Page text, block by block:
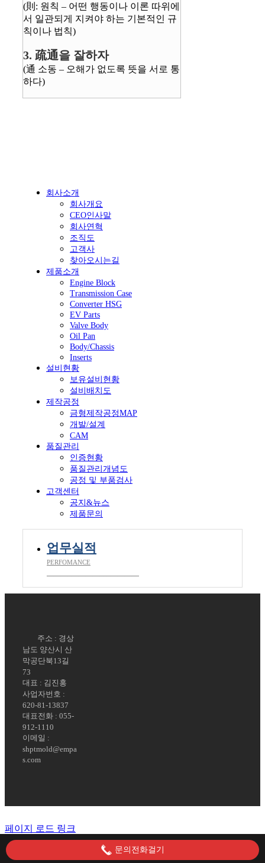
(則: 원칙 – 어떤 행동이나 이론 따위에
서 일관되게 지켜야 하는 기본적인 규
칙이나 법칙)
3. 疏通을 잘하자
(通 소동 – 오해가 없도록 뜻을 서로 통
하다)
회사소개
회사개요
CEO인사말
회사연혁
조직도
고객사
찾아오시는길
제품소개
Engine Block
Transmission Case
Converter HSG
EV Parts
Valve Body
Oil Pan
Body/Chassis
Inserts
설비현황
보유설비현황
설비배치도
제작공정
금형제작공정MAP
개발/설계
CAM
품질관리
인증현황
품질관리개념도
공정 및 부품검사
고객센터
공지&뉴스
제품문의
업무실적
PERFOMANCE
주소 : 경상
남도 양산시 산
막공단북13길
73
대표 : 김진홍
사업자번호 :
620-81-13837
대표전화 : 055-
912-1110
이메일 :
shptmold@empa
s.com
페이지 로드 링크
문의전화걸기